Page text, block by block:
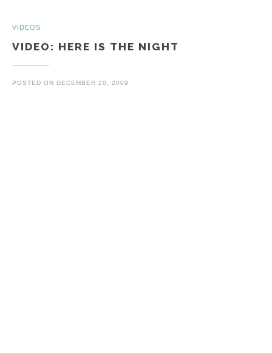
VIDEOS
VIDEO: HERE IS THE NIGHT
POSTED ON DECEMBER 20, 2009